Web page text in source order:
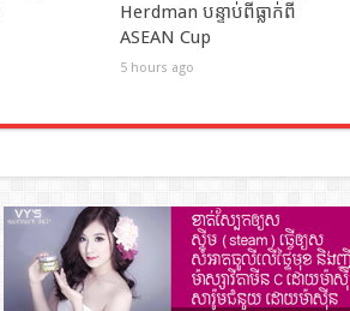
Herdman បន្ទាប់ពីធ្លាក់ពី
ASEAN Cup
5 hours ago